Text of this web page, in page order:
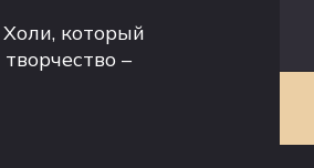
который
–